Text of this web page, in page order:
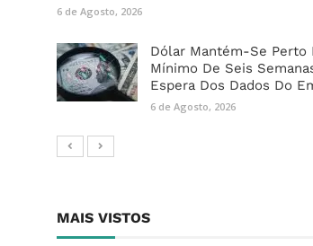
6 de Agosto, 2026
Dólar Mantém-Se Perto
Mínimo De Seis
Espera Dos Dados Do
6 de Agosto, 2026
MAIS VISTOS